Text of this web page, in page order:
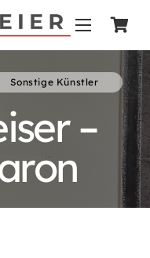
Sonstige Künstler
–